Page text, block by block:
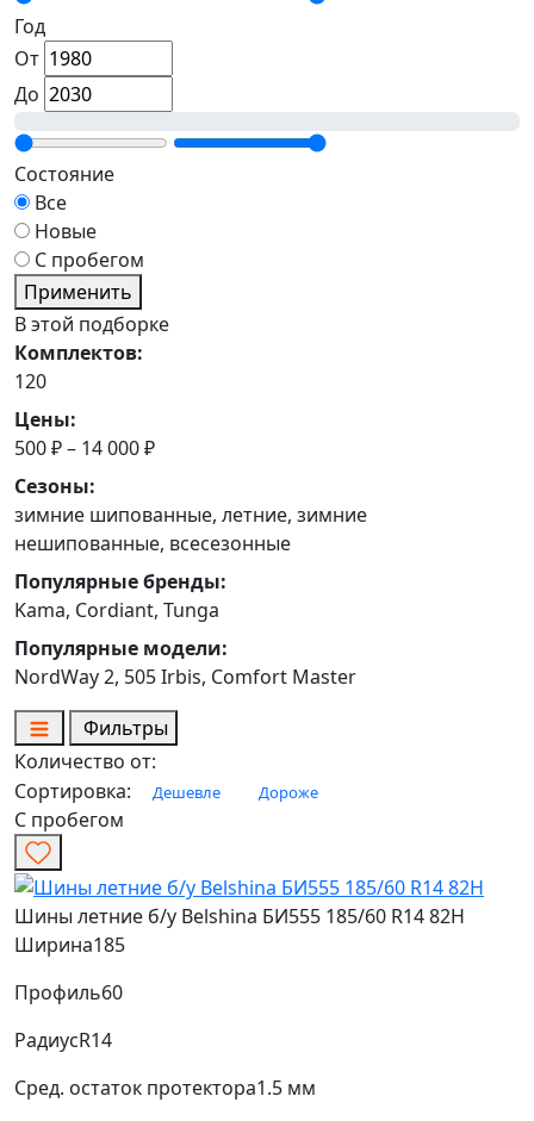
Год
От
До
Состояние
Все
Новые
С пробегом
Применить
В этой подборке
Комплектов:
120
Цены:
500 ₽ – 14 000 ₽
Сезоны:
зимние шипованные, летние, зимние
нешипованные, всесезонные
Популярные бренды:
Kama, Cordiant, Tunga
Популярные модели:
NordWay 2, 505 Irbis, Comfort Master
Фильтры
Количество от:
Сортировка:
Дешевле Дороже
С пробегом
Шины летние б/у Belshina БИ555 185/60 R14 82H
Ширина185
Профиль60
РадиусR14
Сред. остаток протектора1.5 мм